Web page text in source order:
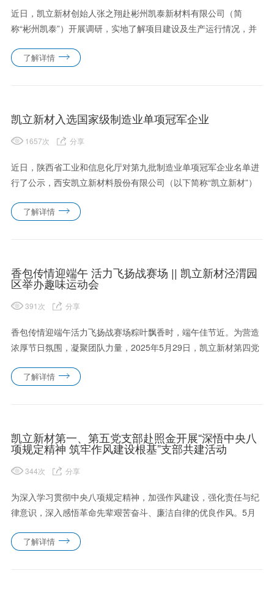
近日，凯立新材创始人张之翔赴彬州凯泰新材料有限公司（简
称“彬州凯泰”）开展调研，实地了解项目建设及生产运行情况，并
翔一行深入彬州凯泰项目运行现场，实地参观了氢化丁腈橡胶生产
了解详情
凯立新材入选国家级制造业单项冠军企业
1657次 分享
近日，陕西省工业和信息化厅对第九批制造业单项冠军企业名单进
行了公示，西安凯立新材料股份有限公司（以下简称“凯立新材”）
制造业单项冠军企业，是指长期专注于制造业某些细分产品市场，
了解详情
香包传情迎端午 活力飞扬战赛场 || 凯立新材泾渭园
区举办趣味运动会
391 次 分享
香包传情迎端午活力飞扬战赛场粽叶飘香时，端午佳节近。为营造
浓厚节日氛围，凝聚团队力量，2025年5月29日，凯立新材第四党
动会。接力竞速，拼搏争先发令声响，接力跑率先点燃赛场激情。
了解详情
凯立新材第一、第五党支部赴照金开展“深悟中央八
项规定精神 筑牢作风建设根基”支部共建活动
344次 分享
为深入学习贯彻中央八项规定精神，加强作风建设，强化责任与纪
律意识，深入感悟革命先辈艰苦奋斗、廉洁自律的优良作风。5月
地开展“深悟中央八项规定精神筑牢作风建设根基”主题党日活动。
了解详情